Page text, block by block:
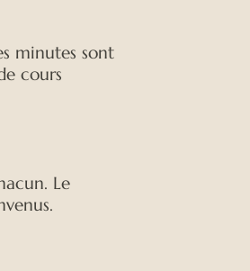
minutes sont
cours
Le